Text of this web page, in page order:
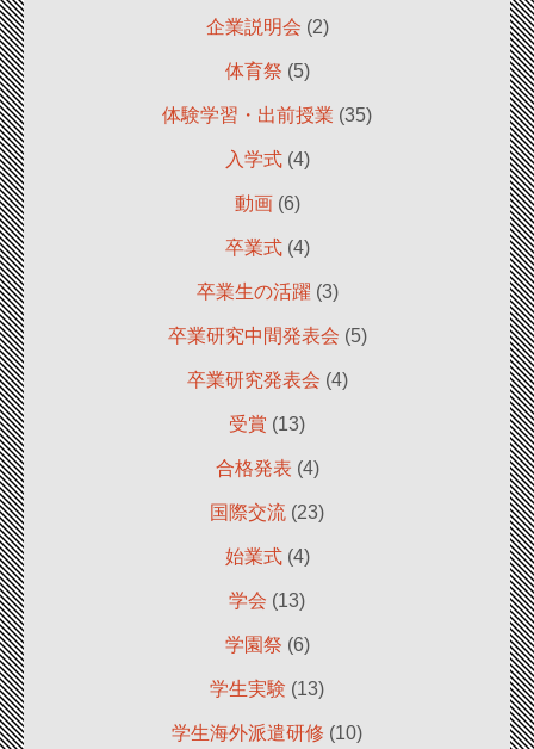
企業説明会 (2)
体育祭 (5)
体験学習・出前授業 (35)
入学式(4)
動画(6)
卒業式(4)
卒業生の活躍 (3)
卒業研究中間発表会 (5)
卒業研究発表会 (4)
受賞 (13)
合格発表 (4)
国際交流 (23)
始業式(4)
学会 (13)
学園祭 (6)
学生実験 (13)
学生海外派遣研修 (10)